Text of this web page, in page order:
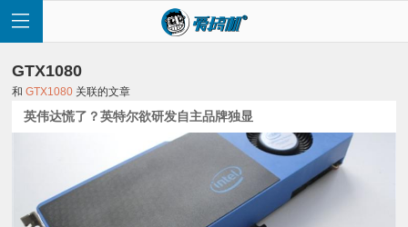
GTX1080
和GTX1080 关联的文章
英伟达慌了？英特尔欲研发自主品牌独显